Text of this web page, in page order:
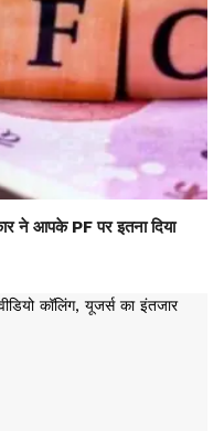
ने आपके PF पर इतना दिया